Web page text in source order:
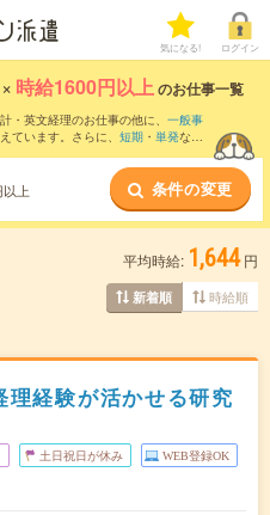
気になる! ログイン
× 時給1600円以上のお仕事一覧
・英文経理のお仕事の他に、 一般事
ています。さらに、 短期 ・ 単発など
上 条件の変更
平均時給: 1,644 円
新着順 時給順
理経験が活かせる研究
土日祝日が休み WEB登録OK